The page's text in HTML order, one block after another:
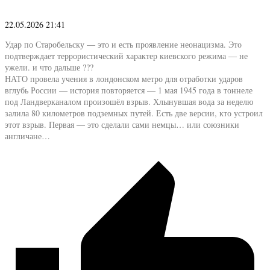
22.05.2026 21:41
Удар по Старобельску — это и есть проявление неонацизма. Это
подтверждает террористический характер киевского режима — не
ужели. и что дальше ???
НАТО провела учения в лондонском метро для отработки ударов
вглубь России — история повторяется — 1 мая 1945 года в тоннеле
под Ландверканалом произошёл взрыв. Хлынувшая вода за неделю
залила 80 километров подземных путей. Есть две версии, кто устроил
этот взрыв. Первая — это сделали сами немцы… или союзники
англичане…